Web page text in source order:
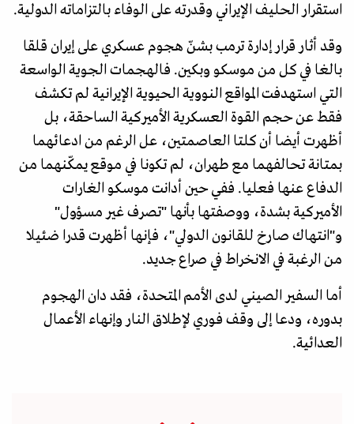
استقرار الحليف الإيراني وقدرته على الوفاء بالتزاماته الدولية.
وقد أثار قرار إدارة ترمب بشنّ هجوم عسكري على إيران قلقا
بالغا في كل من موسكو وبكين. فالهجمات الجوية الواسعة
التي استهدفت المواقع النووية الحيوية الإيرانية لم تكشف
فقط عن حجم القوة العسكرية الأميركية الساحقة، بل
أظهرت أيضا أن كلتا العاصمتين، عل الرغم من ادعائهما
بمتانة تحالفهما مع طهران، لم تكونا في موقع يمكّنهما من
الدفاع عنها فعليا. ففي حين أدانت موسكو الغارات
الأميركية بشدة، ووصفتها بأنها "تصرف غير مسؤول"
و"انتهاك صارخ للقانون الدولي"، فإنها أظهرت قدرا ضئيلا
من الرغبة في الانخراط في صراع جديد.
أما السفير الصيني لدى الأمم المتحدة، فقد دان الهجوم
بدوره، ودعا إلى وقف فوري لإطلاق النار وإنهاء الأعمال
العدائية.